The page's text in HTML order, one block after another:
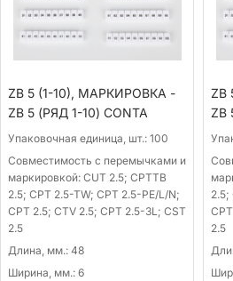
ZB 5 (1-10), МАРКИРОВКА -
ZB 5 (РЯД 1-10) CONTA
Упаковочная единица, шт.: 100
Совместимость с перемычками и
маркировкой: CUT 2.5; CPTTB
2.5; CPT 2.5-TW; CPT 2.5-PE/L/N;
CPT 2.5; CTV 2.5; CPT 2.5-3L; CST
2.5
Длина, мм.: 48
Ширина, мм.: 6
ZB
ZB
2.5;
2.5